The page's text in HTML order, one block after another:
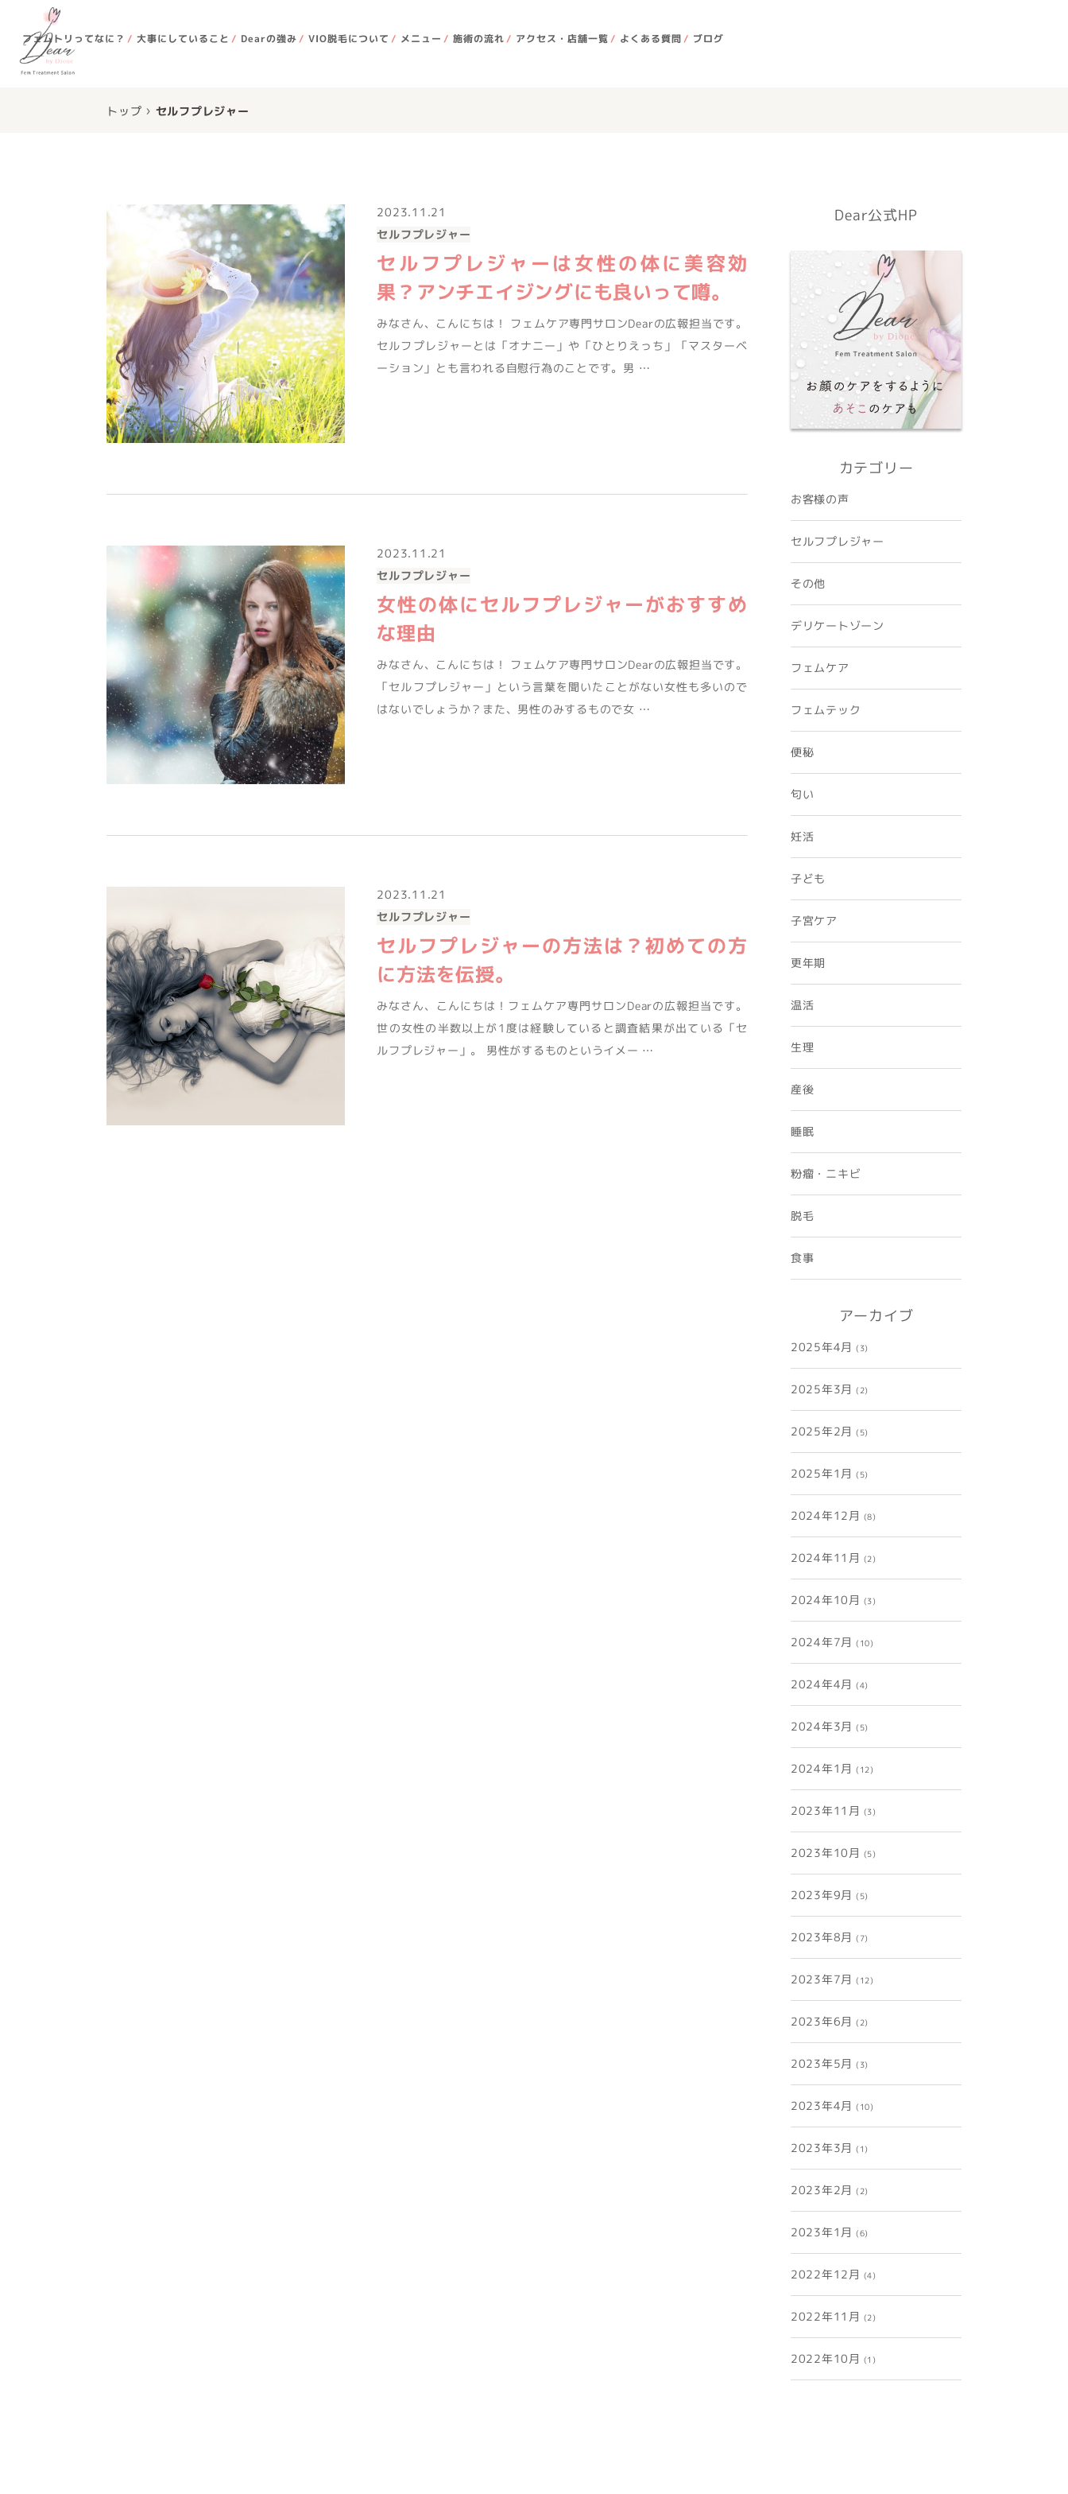
フェムトリってなに？ 大事にしていること Dearの強み VIO脱毛について メニュー 施術の流れ アクセス・店舗一覧 よくある質問 ブログ
トップ › セルフプレジャー
2023.11.21
セルフプレジャー
セルフプレジャーは女性の体に美容効
果？アンチエイジングにも良いって噂。
みなさん、こんにちは！ フェムケア専門サロンDearの広報担当です。
セルフプレジャーとは「オナニー」や「ひとりえっち」「マスターベ
ーション」とも言われる自慰行為のことです。男 …
2023.11.21
セルフプレジャー
女性の体にセルフプレジャーがおすすめ
な理由
みなさん、こんにちは！ フェムケア専門サロンDearの広報担当です。
「セルフプレジャー」という言葉を聞いたことがない女性も多いので
はないでしょうか？また、男性のみするもので女 …
2023.11.21
セルフプレジャー
セルフプレジャーの方法は？初めての方
に方法を伝授。
みなさん、こんにちは！フェムケア専門サロンDearの広報担当です。
世の女性の半数以上が1度は経験していると調査結果が出ている「セ
ルフプレジャー」。 男性がするものというイメー …
Dear公式HP
カテゴリー
お客様の声
セルフプレジャー
その他
デリケートゾーン
フェムケア
フェムテック
便秘
匂い
妊活
子ども
子宮ケア
更年期
温活
生理
産後
睡眠
粉瘤・ニキビ
脱毛
食事
アーカイブ
2025年4月 (3)
2025年3月 (2)
2025年2月 (5)
2025年1月 (5)
2024年12月 (8)
2024年11月 (2)
2024年10月 (3)
2024年7月 (10)
2024年4月 (4)
2024年3月 (5)
2024年1月 (12)
2023年11月 (3)
2023年10月 (5)
2023年9月 (5)
2023年8月 (7)
2023年7月 (12)
2023年6月 (2)
2023年5月 (3)
2023年4月 (10)
2023年3月 (1)
2023年2月 (2)
2023年1月 (6)
2022年12月 (4)
2022年11月 (2)
2022年10月 (1)